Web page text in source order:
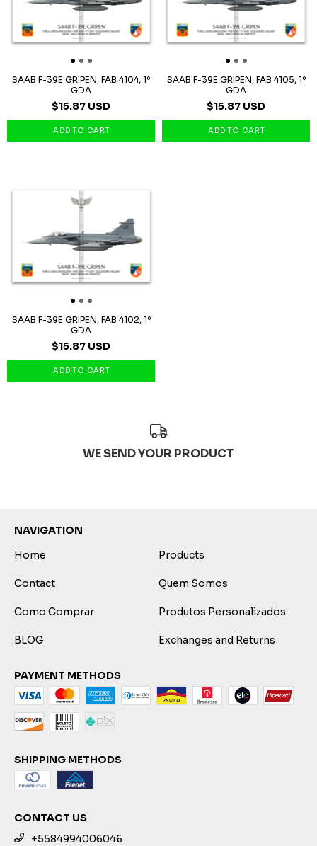
SAAB F-39E GRIPEN, FAB 4104, 1º
GDA
$15.87 USD
SAAB F-39E GRIPEN, FAB 4105, 1º
GDA
$15.87 USD
SAAB F-39E GRIPEN, FAB 4102, 1º
GDA
$15.87 USD
WE SEND YOUR PRODUCT
NAVIGATION
Home
Products
Contact Quem Somos
Como Comprar Produtos Personalizados
BLOG Exchanges and Returns
PAYMENT METHODS
SHIPPING METHODS
CONTACT US
+5584994006046